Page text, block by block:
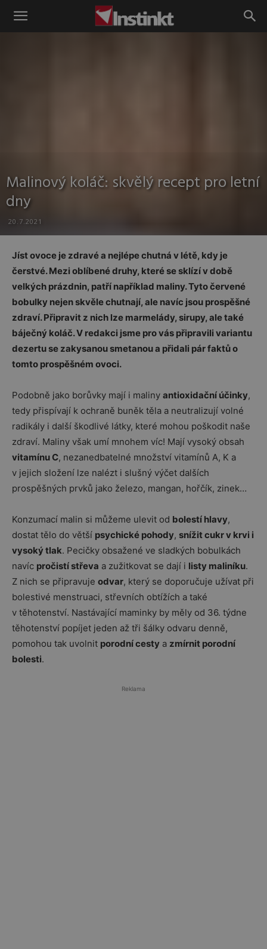
Instinkt
Malinový koláč: skvělý recept pro letní
dny
20.7.2021
Jíst ovoce je zdravé a nejlépe chutná v létě, kdy je
čerstvé. Mezi oblíbené druhy, které se sklízí v době
velkých prázdnin, patří například maliny. Tyto červené
bobulky nejen skvěle chutnají, ale navíc jsou prospěšné
zdraví. Připravit z nich lze marmelády, sirupy, ale také
báječný koláč. V redakci jsme pro vás připravili variantu
dezertu se zakysanou smetanou a přidali pár faktů o
tomto prospěšném ovoci.
Podobně jako borůvky mají i maliny antioxidační účinky,
tedy přispívají k ochraně buněk těla a neutralizují volné
radikály i další škodlivé látky, které mohou poškodit naše
zdraví. Maliny však umí mnohem víc! Mají vysoký obsah
vitamínu C, nezanedbatelné množství vitamínů A, K a
v jejich složení lze nalézt i slušný výčet dalších
prospěšných prvků jako železo, mangan, hořčík, zinek…
Konzumací malin si můžeme ulevit od bolestí hlavy,
dostat tělo do větší psychické pohody, snížit cukr v krvi i
vysoký tlak. Pecičky obsažené ve sladkých bobulkách
navíc pročistí střeva a zužitkovat se dají i listy maliníku.
Z nich se připravuje odvar, který se doporučuje užívat při
bolestivé menstruaci, střevních obtížích a také
v těhotenství. Nastávající maminky by měly od 36. týdne
těhotenství popíjet jeden až tři šálky odvaru denně,
pomohou tak uvolnit porodní cesty a zmírnit porodní
bolesti.
Reklama